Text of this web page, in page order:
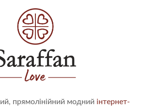
прямолінійний модний інтернет-